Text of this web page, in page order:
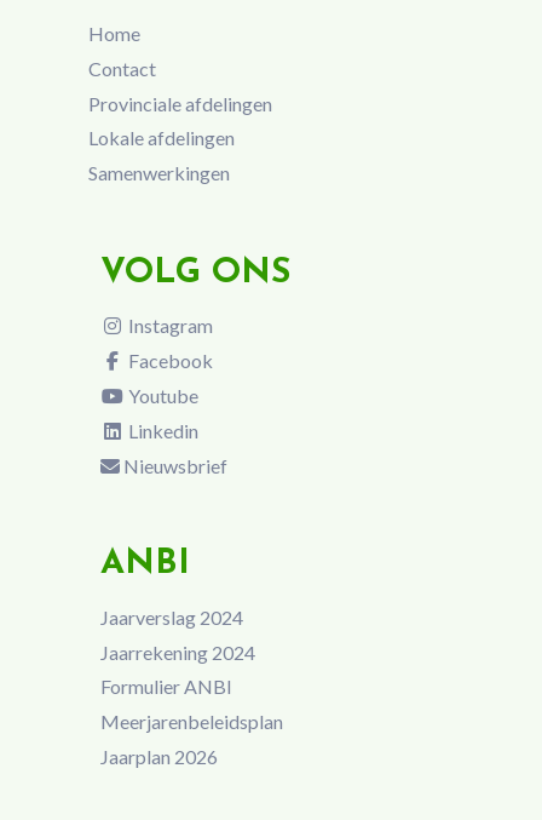
Home
Contact
Provinciale afdelingen
Lokale afdelingen
Samenwerkingen
VOLG ONS
Instagram
Facebook
Youtube
Linkedin
Nieuwsbrief
ANBI
Jaarverslag 2024
Jaarrekening 2024
Formulier ANBI
Meerjarenbeleidsplan
Jaarplan 2026